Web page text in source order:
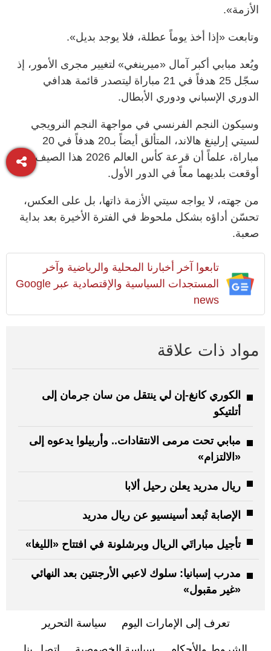
الأزمة».
وتابعت «إذا أخذ يوماً عطلة، فلا يوجد بديل».
ويُعد مبابي أكبر آمال «ميرينغي» لتغيير مجرى الأمور، إذ
سجّل 25 هدفاً في 21 مباراة ليتصدر قائمة هدافي
الدوري الإسباني ودوري الأبطال.
وسيكون النجم الفرنسي في مواجهة النجم النرويجي
لسيتي إرلينغ هالاند، المتألق أيضاً بـ20 هدفاً في 20
مباراة، علماً أن قرعة كأس العالم 2026 هذا الصيف
أوقعت بلديهما معاً في الدور الأول.
من جهته، لا يواجه سيتي الأزمة ذاتها، بل على العكس،
تحسّن أداؤه بشكل ملحوظ في الفترة الأخيرة بعد بداية
صعبة.
تابعوا آخر أخبارنا المحلية والرياضية وآخر
المستجدات السياسية والإقتصادية عبر Google
news
مواد ذات علاقة
الكوري كانغ-إن لي ينتقل من سان جرمان إلى
أتلتيكو
مبابي تحت مرمى الانتقادات.. وأربيلوا يدعوه إلى
«الالتزام»
ريال مدريد يعلن رحيل ألابا
الإصابة تُبعد أسينسيو عن ريال مدريد
تأجيل مباراتَي الريال وبرشلونة في افتتاح «الليغا»
مدرب إسبانيا: سلوك لاعبي الأرجنتين بعد النهائي
«غير مقبول»
تعرف إلى الإمارات اليوم سياسة التحرير